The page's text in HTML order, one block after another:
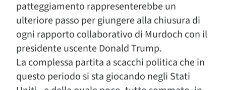
patteggiamento rappresenterebbe un
ulteriore passo per giungere alla chiusura di
ogni rapporto collaborativo di Murdoch con il
presidente uscente Donald Trump.
La complessa partita a scacchi politica che in
questo periodo si sta giocando negli Stati